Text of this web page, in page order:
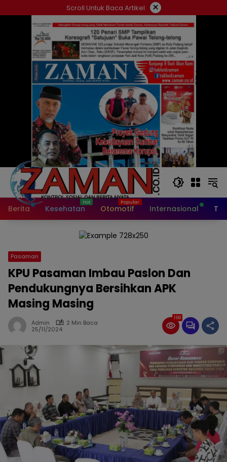
ke
Scroll Untuk Baca Artikel ×
Berita Kesehatan Otomotif Internasional
Pasaman
KPU Pasaman Imbau Paslon Dan
Pendukungnya Bersihkan APK
Masing Masing
Admin
2 Min Baca
25/11/2024
168